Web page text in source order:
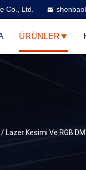
Co., Ltd.
ÜRÜNLER
/ Lazer Kesimi Ve RGB